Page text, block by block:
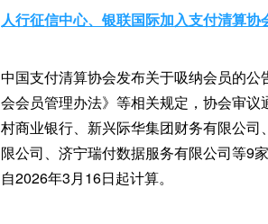
人行征信中心、银联国际加入支付清算协
中国支付清算协会发布关于吸纳会员的
会会员管理办法》等相关规定，协会审
村商业银行、新兴际华集团财务有限公
限公司、济宁瑞付数据服务有限公司等9
自2026年3月16日起计算。